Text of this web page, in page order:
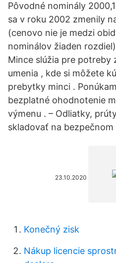
Pôvodné nominály
sa v roku 2002 zmenily
(cenovo nie je medzi
nominálov žiaden
Mince slúžia pre potreby
umenia , kde si môžete
prebytky minci .
bezplatné ohodnotenie
výmenu . – Odliatky,
skladovať na bezpečnom
23.10.2020
Konečný zisk
Nákup licencie